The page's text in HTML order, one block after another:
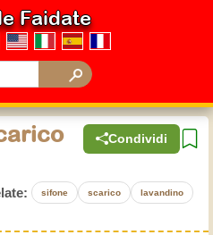
Faidate
Condividi
sifone scarico lavandino